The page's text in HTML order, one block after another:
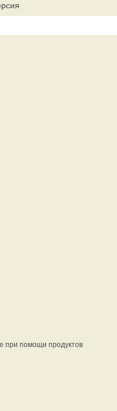
при помощи продуктов